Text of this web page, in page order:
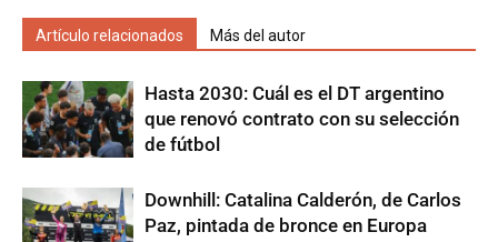
Artículo relacionados Más del autor
Hasta 2030: Cuál es el DT argentino
que renovó contrato con su selección
de fútbol
Downhill: Catalina Calderón, de Carlos
Paz, pintada de bronce en Europa